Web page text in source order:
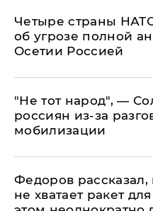
Четыре страны
об угрозе полной
Осетии Россией
​"Не тот народ", —
россиян из-за
мобилизации
Федоров
не хватает ракет